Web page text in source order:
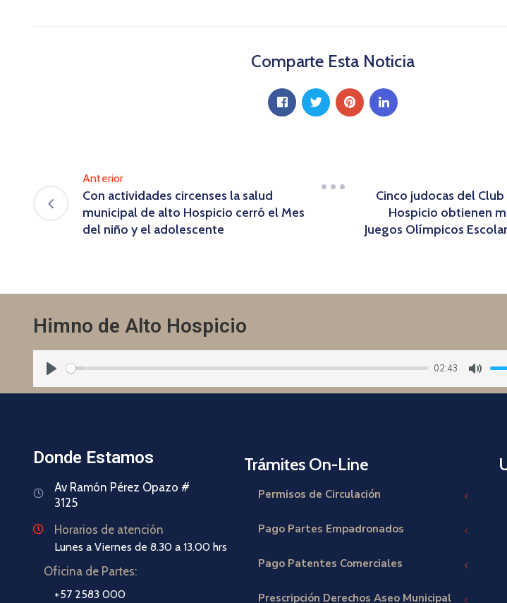
Comparte Esta Noticia
Anterior
Con actividades circenses la salud
municipal de alto Hospicio cerró el Mes
del niño y el adolescente
Cinco judocas del
Hospicio obtienen
Juegos Olímpicos
Himno de Alto Hospicio
Play
02:43
Mute
Donde Estamos
Av Ramón Pérez Opazo #
3125
Horarios de atención
Lunes a Viernes de 8.30 a 13.00 hrs
Oficina de Partes:
+57 2583 000
Trámites On-Line
Permisos de Circulación
Pago Partes Empadronados
Pago Patentes Comerciales
Prescripción Derechos Aseo Municipal